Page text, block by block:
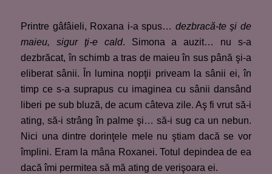
Printre gâfâieli, Roxana i-a spus… dezbracă-te şi de
maieu, sigur ţi-e cald. Simona a auzit… nu s-a
dezbrăcat, în schimb a tras de maieu în sus până şi-a
eliberat sânii. În lumina nopţii priveam la sânii ei, în
timp ce s-a suprapus cu imaginea cu sânii dansând
liberi pe sub bluză, de acum câteva zile. Aş fi vrut să-i
ating, să-i strâng în palme şi… să-i sug ca un nebun.
Nici una dintre dorinţele mele nu ştiam dacă se vor
împlini. Eram la mâna Roxanei. Totul depindea de ea
dacă îmi permitea să mă ating de verişoara ei.